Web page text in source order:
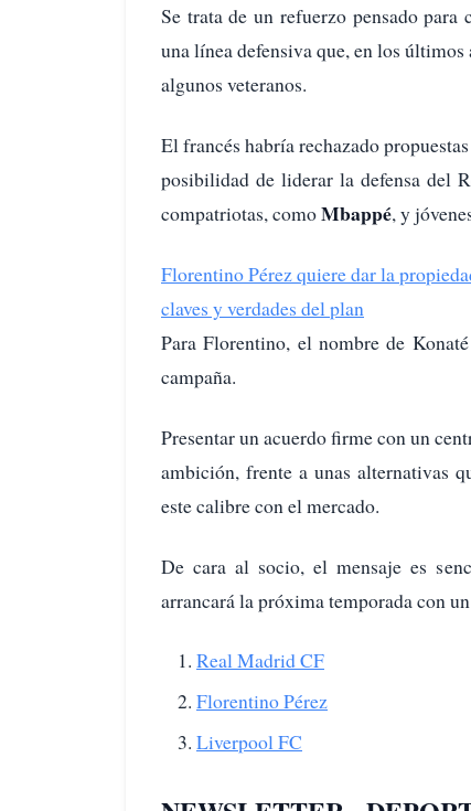
Se trata de un refuerzo pensado
una línea defensiva que, en los
algunos veteranos.
El francés habría rechazado
posibilidad de liderar la defensa del
compatriotas, comoMbappé, y
Florentino Pérez quiere dar la
claves y verdades del plan
Para Florentino, el nombre de
campaña.
Presentar un acuerdo firme con un
ambición, frente a unas alternativas
este calibre con el mercado.
De cara al socio, el mensaje es
arrancará la próxima temporada con
Real Madrid CF
Florentino Pérez
Liverpool FC